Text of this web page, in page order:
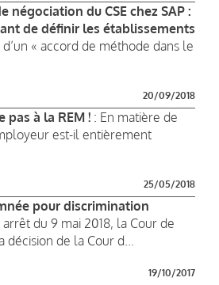
négociation du CSE chez SAP :
de définir les établissements
« accord de méthode dans le
20/09/2018
pas à la REM ! : En matière de
est-il entièrement
25/05/2018
pour discrimination
arrêt du 9 mai 2018, la Cour de
de la Cour d...
19/10/2017